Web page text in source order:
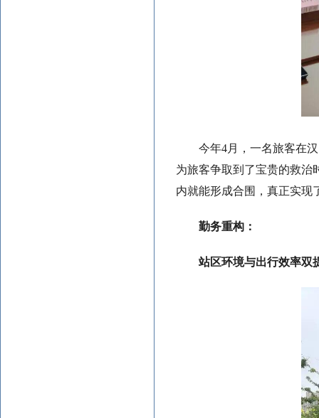
今年4月，一名旅客在
为旅客争取到了宝贵的救治
内就能形成合围，真正实现
勤务重构：
站区环境与出行效率双